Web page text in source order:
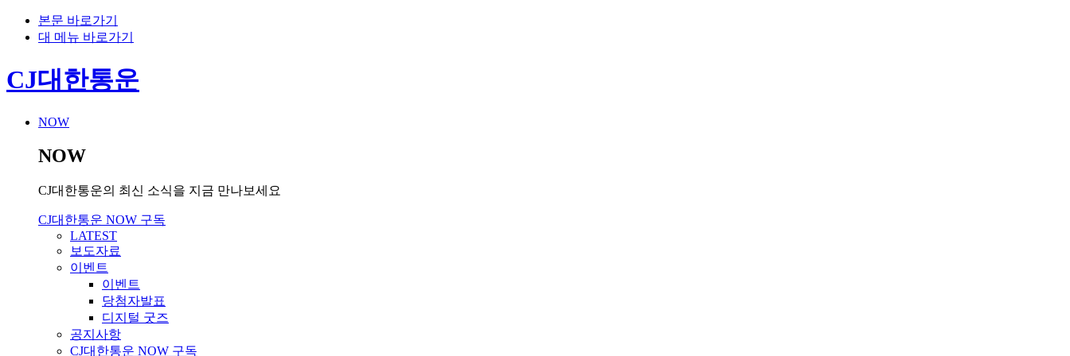
본문 바로가기
대 메뉴 바로가기
CJ대한통운
NOW
NOW
CJ대한통운의 최신 소식을 지금 만나보세요
CJ대한통운 NOW 구독
LATEST
보도자료
이벤트
이벤트
당첨자발표
디지털 굿즈
공지사항
CJ대한통운 NOW 구독